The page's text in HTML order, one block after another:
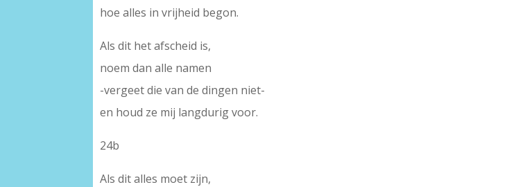
hoe alles in vrijheid begon.
Als dit het afscheid is,
noem dan alle namen
-vergeet die van de dingen niet-
en houd ze mij langdurig voor.
24b
Als dit alles moet zijn,